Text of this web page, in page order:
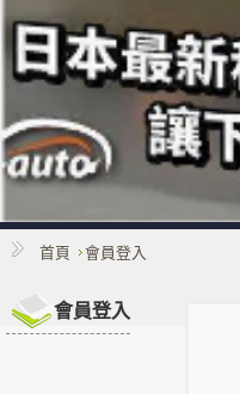
首頁 會員登入
會員登入